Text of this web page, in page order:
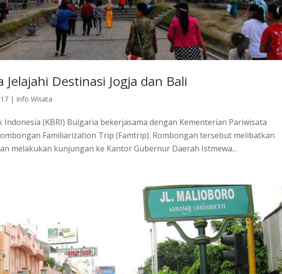
Jelajahi Destinasi Jogja dan Bali
| Info Wisata
Indonesia (KBRI) Bulgaria bekerjasama dengan Kementerian Pariwisata
Familiarization Trip (Famtrip). Rombongan tersebut melibatkan
melakukan kunjungan ke Kantor Gubernur Daerah Istmewa...